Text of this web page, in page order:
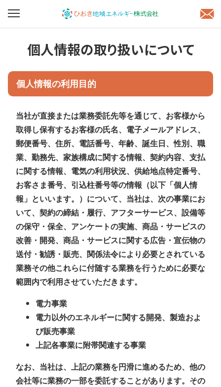
個人情報の取り扱いについて
個人情報の利用目的
当社が直接または業務委託先等を通じて、お客様から
取得し保有するお客様の氏名、電子メールアドレス、
郵便番号、住所、電話番号、年齢、誕生日、性別、職
業、勤務先、家族構成に関する情報、契約内容、支払
に関する情報、電気の利用状況、供給地点特定番号、
お客さま番号、引込柱番号等の情報（以下「個人情
報」といいます。）について、当社は、次の事業にお
いて、契約の締結・履行、アフターサービス、設備等
の保守・保全、アンケートの実施、商品・サービスの
改善・開発、商品・サービスに関する広告・宣伝物の
送付・勧誘・販売、関係法令により必要とされている
業務その他これらに付随する業務を行うために必要な
範囲内で利用させていただきます。
電力事業
電力以外のエネルギーに関する開発、製造およ
び販売事業
上記各事業に附帯関連する事業
なお、当社は、上記の業務を円滑に進めるため、他の
会社等に業務の一部を委託することがあります。その